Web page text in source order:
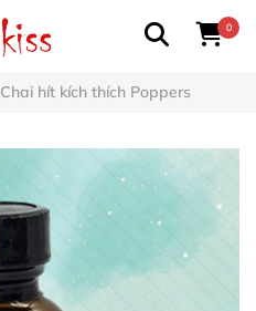
0
Chai hít kích thích Poppers